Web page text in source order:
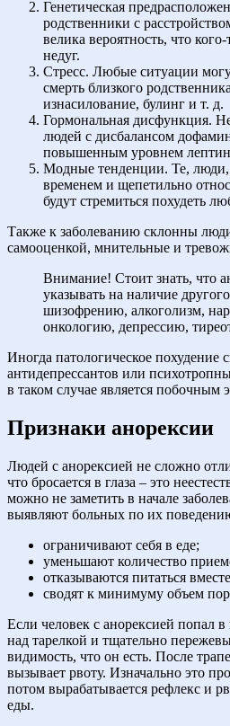
Генетическая
родственники с
велика вероятность, что
недуг.
Стресс. Любые ситуации
смерть близкого
изнасилование, булинг и т. д.
Гормональная дисфункция.
людей с дисбалансом
повышенным уровнем
Модные тенденции. Те, люди,
временем и щепетильно
будут стремиться похудеть
Также к заболеванию склонны
самооценкой, мнительные и
Внимание! Стоит знать, что
указывать на наличие
шизофрению, алкоголизм,
онкологию, депрессию,
Иногда патологическое похудение
антидепрессантов или
в таком случае является побочным
Признаки анорексии
Людей с анорексией не сложно
что бросается в глаза – это
можно не заметить в начале
выявляют больных по их
ограничивают себя в еде;
уменьшают количество
отказываются питаться
сводят к минимуму объем
Если человек с анорексией попал
над тарелкой и тщательно
видимость, что он есть. После
вызывает рвоту. Изначально это
потом вырабатывается рефлекс и
еды.